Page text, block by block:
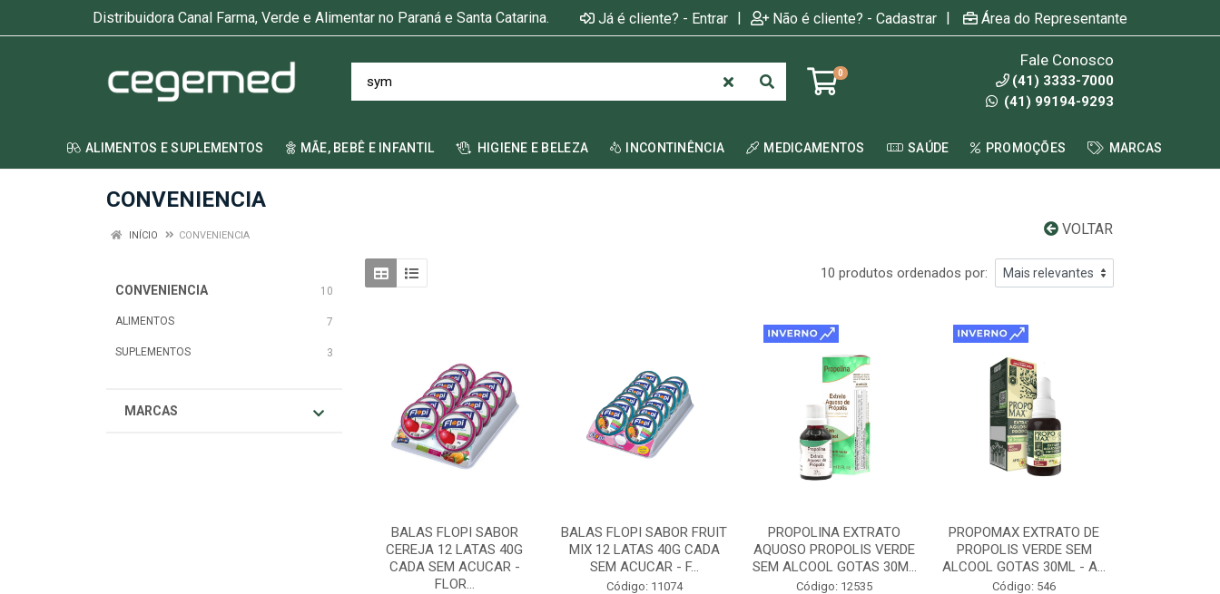
Distribuidora Canal Farma, Verde e Alimentar no Paraná e Santa Catarina. Já é cliente? - Entrar | Não é cliente? - Cadastrar | Área do Representante
0
Fale Conosco
(41) 3333-7000
(41) 99194-9293
ALIMENTOS E SUPLEMENTOS MÃE, BEBÊ E INFANTIL HIGIENE E BELEZA INCONTINÊNCIA MEDICAMENTOS SAÚDE PROMOÇÕES MARCAS
CONVENIENCIA
VOLTAR
INÍCIO CONVENIENCIA
CONVENIENCIA 10
ALIMENTOS 7
SUPLEMENTOS 3
MARCAS
10 produtos ordenados por:
BALAS FLOPI SABOR
CEREJA 12 LATAS 40G
CADA SEM ACUCAR -
FLOR...
BALAS FLOPI SABOR FRUIT
MIX 12 LATAS 40G CADA
SEM ACUCAR - F...
Código: 11074
PROPOLINA EXTRATO
AQUOSO PROPOLIS VERDE
SEM ALCOOL GOTAS 30M...
Código: 12535
PROPOMAX EXTRATO DE
PROPOLIS VERDE SEM
ALCOOL GOTAS 30ML - A...
Código: 546